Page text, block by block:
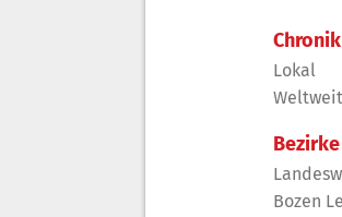
Chronik
Lokal
Weltweit
Bezirke
Bozen